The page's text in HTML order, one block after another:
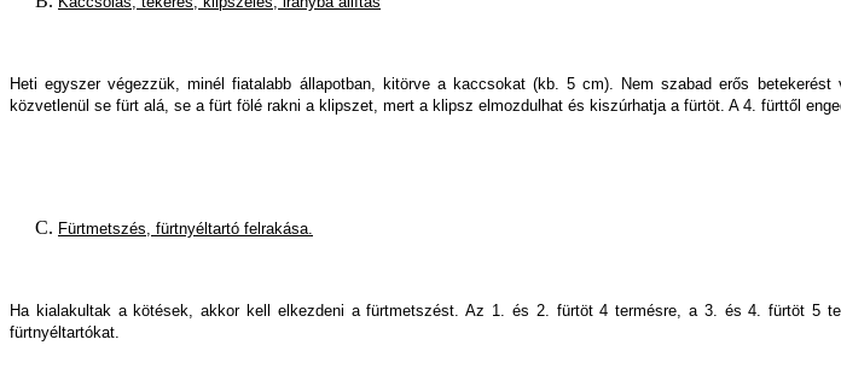
Heti egyszer végezzük, minél fiatalabb állapotban, kitörve a kaccsokat (kb. 5 cm). Nem szabad erős
közvetlenül se fürt alá, se a fürt fölé rakni a klipszet, mert a klipsz elmozdulhat és kiszúrhatja a fürtöt. A 4. fürttől
Fürtmetszés, fürtnyéltartó felrakása.
Ha kialakultak a kötések, akkor kell elkezdeni a fürtmetszést. Az 1. és 2. fürtöt 4 termésre, a 3. és 4. fürtöt 5
fürtnyéltartókat.